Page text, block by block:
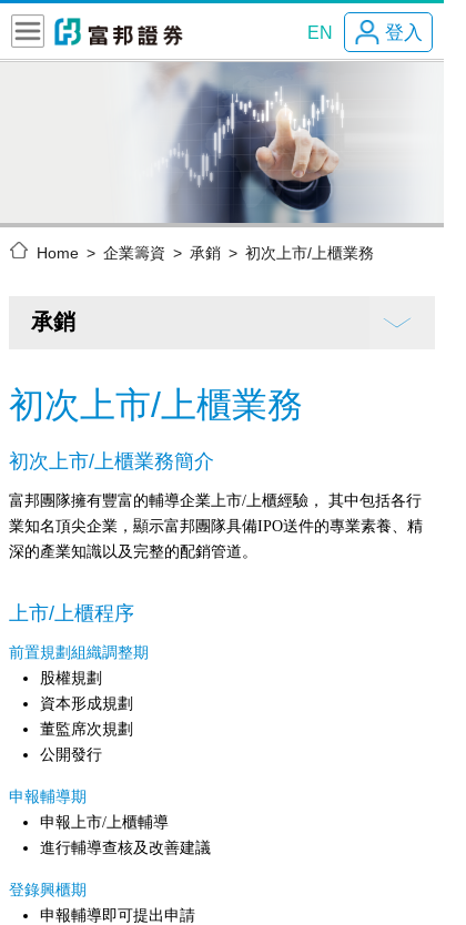
登入
EN
Home 企業籌資 承銷 初次上市/上櫃業務
初次上市/上櫃業務
初次上市/上櫃業務簡介
富邦團隊擁有豐富的輔導企業上市/上櫃經驗， 其中包括各行
業知名頂尖企業，顯示富邦團隊具備IPO送件的專業素養、精
深的產業知識以及完整的配銷管道。
上市/上櫃程序
前置規劃組織調整期
股權規劃
資本形成規劃
董監席次規劃
公開發行
申報輔導期
申報上市/上櫃輔導
進行輔導查核及改善建議
登錄興櫃期
申報輔導即可提出申請
承銷